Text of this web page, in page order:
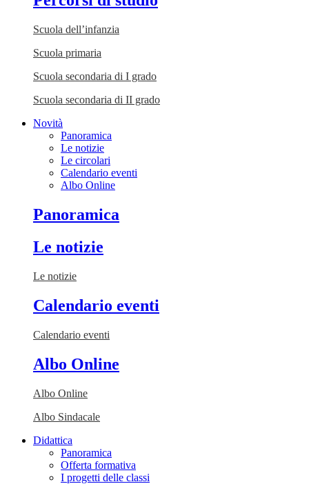
Scuola dell’infanzia
Scuola primaria
Scuola secondaria di I grado
Scuola secondaria di II grado
Novità
Panoramica
Le notizie
Le circolari
Calendario eventi
Albo Online
Panoramica
Le notizie
Le notizie
Calendario eventi
Calendario eventi
Albo Online
Albo Online
Albo Sindacale
Didattica
Panoramica
Offerta formativa
I progetti delle classi